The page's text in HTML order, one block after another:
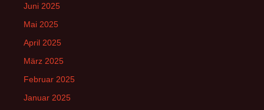
Juni 2025
Mai 2025
April 2025
März 2025
Februar 2025
Januar 2025